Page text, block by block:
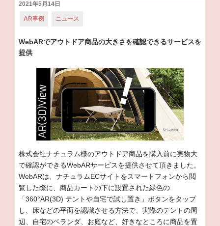
投
日:
2021年5月14日
テ
リ
ー:
AR事例 ニュース
WebARでアウトドア商品の大きさを確認できるサービスを
提供
株式会社ナチュラム様のアウトドア商品を購入前に実物大
で確認ができるWebARサービスを提供させて頂きました。
WebARは、ナチュラムECサイトをスマートフォンから閲
覧した際に、商品カートの下に設置された緑色の
「360°AR(3D) テントや自宅で試し置き」ボタンをタップ
し、床などの平面を認識させる方法で、実際のテントの周
辺、自宅のベランダ、お庭など、好きなところに商品を置